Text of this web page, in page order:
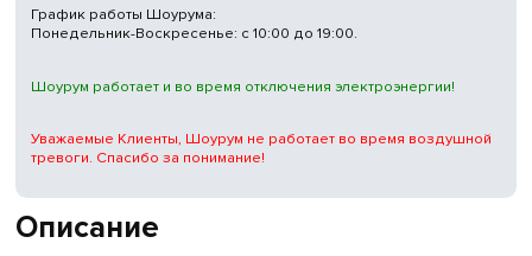
Описание
График работы Шоурума:
Понедельник-Воскресенье: с 10:00 до 19:00.
Шоурум работает и во время отключения электроэнергии!
Уважаемые Клиенты, Шоурум не работает во время воздушной
тревоги. Спасибо за понимание!